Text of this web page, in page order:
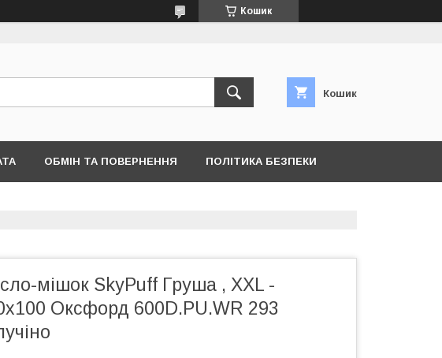
Кошик
Кошик
ОБМІН ТА ПОВЕРНЕННЯ ПОЛІТИКА БЕЗПЕКИ
мішок SkyPuff Груша , XXL -
Оксфорд 600D.PU.WR 293